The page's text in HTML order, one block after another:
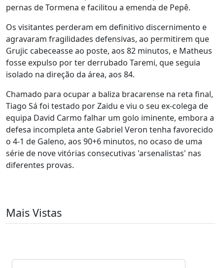
pernas de Tormena e facilitou a emenda de Pepê.
Os visitantes perderam em definitivo discernimento e
agravaram fragilidades defensivas, ao permitirem que
Grujic cabeceasse ao poste, aos 82 minutos, e Matheus
fosse expulso por ter derrubado Taremi, que seguia
isolado na direção da área, aos 84.
Chamado para ocupar a baliza bracarense na reta final,
Tiago Sá foi testado por Zaidu e viu o seu ex-colega de
equipa David Carmo falhar um golo iminente, embora a
defesa incompleta ante Gabriel Veron tenha favorecido
o 4-1 de Galeno, aos 90+6 minutos, no ocaso de uma
série de nove vitórias consecutivas 'arsenalistas' nas
diferentes provas.
Mais Vistas